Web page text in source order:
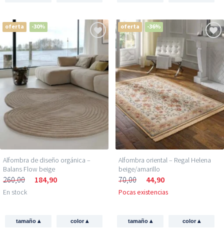
oferta -30%
Alfombra de diseño orgánica –
Balans Flow beige
260,00 184,90
En stock
tamaño ▴ color▴
oferta -36%
Alfombra oriental – Regal Helena
beige/amarillo
70,00 44,90
Pocas existencias
tamaño ▴ color▴